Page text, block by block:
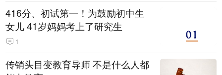
416分、初试第一！为鼓励初中生
女儿 41岁妈妈考上了研究生
1
传销头目变教育导师 不是什么人都